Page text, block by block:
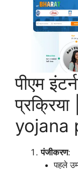
पीएम
yojana
पंजीकरण:
पहले